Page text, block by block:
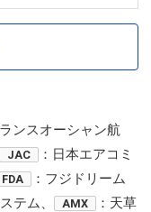
ンスオーシャン航
JAC
：日本エアコミ
FDA
：フジドリーム
テム、 AMX
：天草